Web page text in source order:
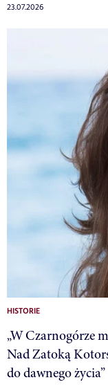
23.07.2026
HISTORIE
„W Czarnogórze
Nad Zatoką
do dawnego życia”